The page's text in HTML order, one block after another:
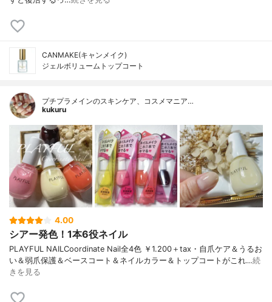
CANMAKE(キャンメイク)
ジェルボリュームトップコート
プチプラメインのスキンケア、コスメマニア…
kukuru
4.00
シアー発色！1本6役ネイル
PLAYFUL NAILCoordinate Nail全4色 ￥1.200＋tax・自爪ケア＆うるお
い＆弱爪保護＆ベースコート＆ネイルカラー＆トップコートがこれ…続
きを見る